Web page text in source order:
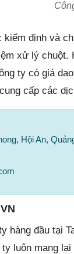
định và
xử lý
ty có giá
cấp các
Hội An,
hàng đầu tại
luôn mang